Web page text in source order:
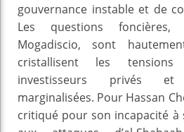
gouvernance instable et de
Les questions foncières,
Mogadiscio, sont
cristallisent les
investisseurs privés
marginalisées. Pour Hassan
critiqué pour son incapacité à